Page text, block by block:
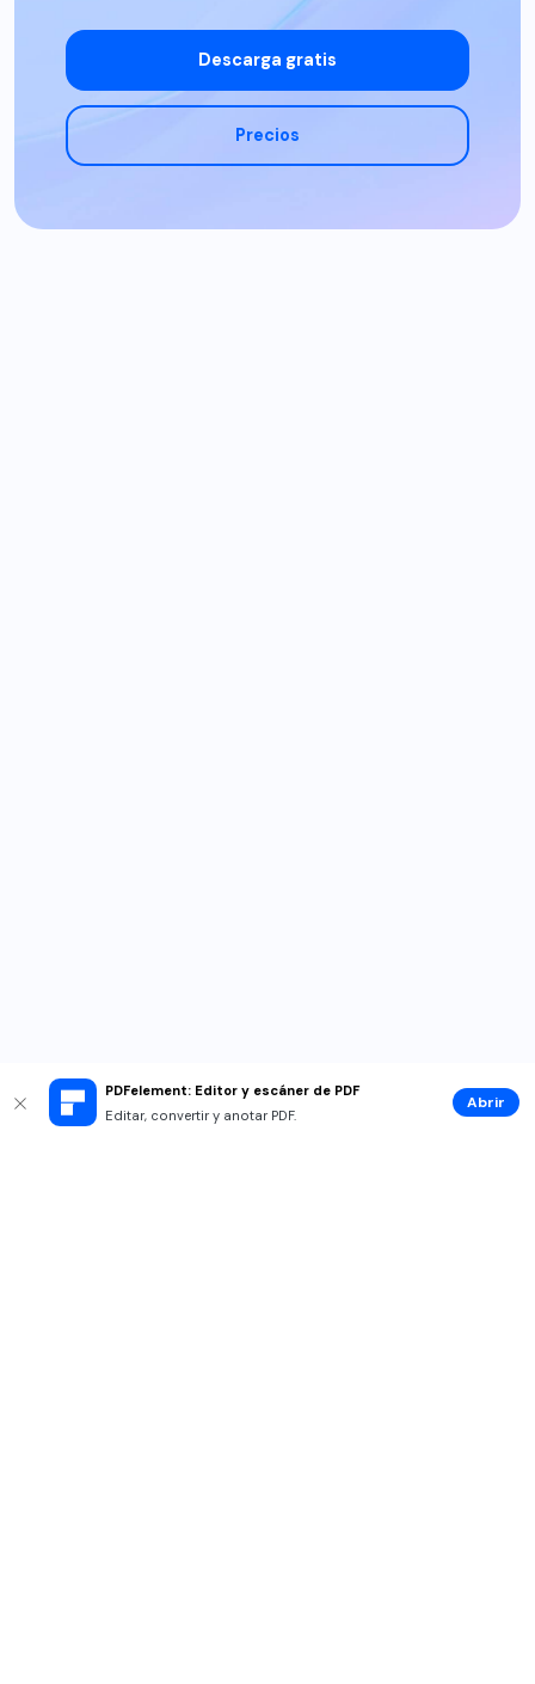
PDFelement: Editor y escáner de PDF
Editar, convertir y anotar PDF.
Abrir
Descarga gratis
Precios